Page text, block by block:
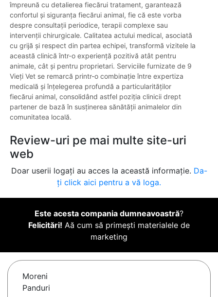
împreună cu detalierea fiecărui tratament, garantează
confortul și siguranța fiecărui animal, fie că este vorba
despre consultații periodice, terapii complexe sau
intervenții chirurgicale. Calitatea actului medical, asociată
cu grijă și respect din partea echipei, transformă vizitele la
această clinică într-o experiență pozitivă atât pentru
animale, cât și pentru proprietari. Serviciile furnizate de 9
Vieți Vet se remarcă printr-o combinație între expertiza
medicală și înțelegerea profundă a particularităților
fiecărui animal, consolidând astfel poziția clinicii drept
partener de bază în susținerea sănătății animalelor din
comunitatea locală.
Review-uri pe mai multe site-uri
web
Doar userii logați au acces la această informație. Da-
ți click aici pentru a vă loga.
Este acesta compania dumneavoastră?
Felicitări! Aă cum să primești materialele de
marketing
Moreni
Panduri